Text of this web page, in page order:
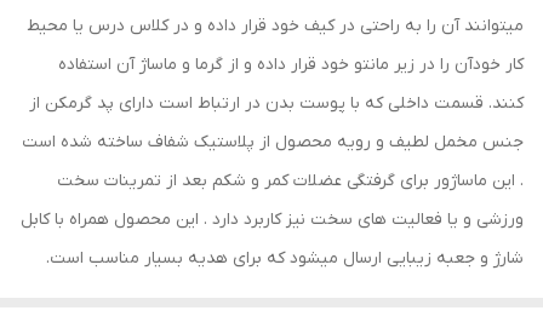
میتوانند آن را به راحتی در کیف خود قرار داده و در کلاس درس یا محیط
کار خودآن را در زیر مانتو خود قرار داده و از گرما و ماساژ آن استفاده
کنند. قسمت داخلی که با پوست بدن در ارتباط است دارای پد گرمکن از
جنس مخمل لطیف و رویه محصول از پلاستیک شفاف ساخته شده است
. این ماساژور برای گرفتگی عضلات کمر و شکم بعد از تمرینات سخت
ورزشی و یا فعالیت های سخت نیز کاربرد دارد . این محصول همراه با کابل
شارژ و جعبه زیبایی ارسال میشود که برای هدیه بسیار مناسب است.